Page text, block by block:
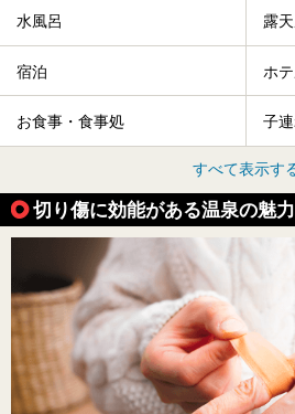
水風呂 露
宿泊 ホ
お食事・食事処 子
すべて表示す
切り傷に効能がある温泉の魅力